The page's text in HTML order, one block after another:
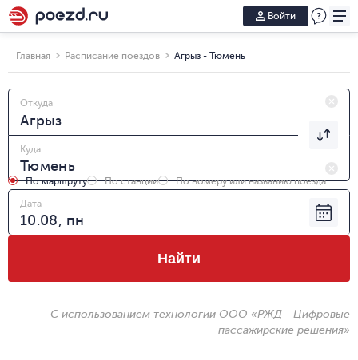
Войти
Главная Расписание поездов Агрыз - Тюмень
Откуда
Куда
По маршруту По станции
По номеру или названию поезда
Дата
Найти
С использованием технологии ООО «РЖД - Цифровые
пассажирские решения»